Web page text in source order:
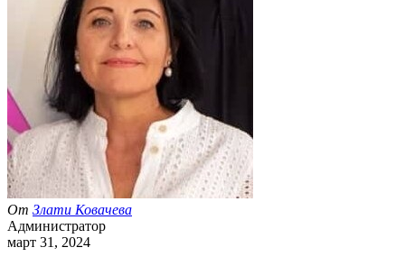
От Злати Ковачева
Администратор
март 31, 2024